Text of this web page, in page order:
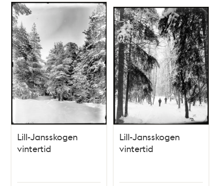
Lill-Jansskogen
vintertid
Lill-Jansskogen
vintertid